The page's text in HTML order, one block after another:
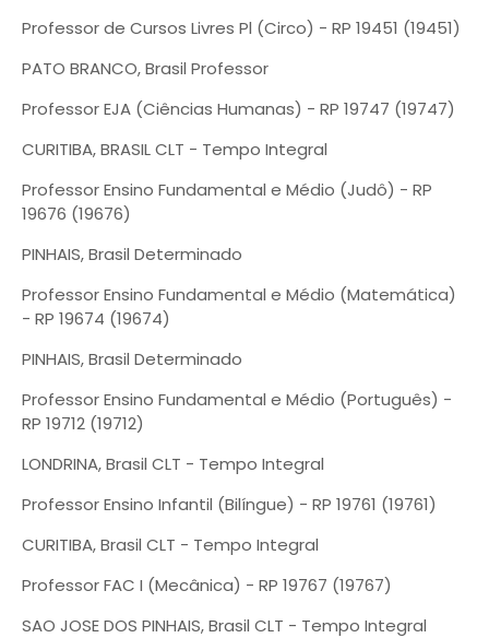
Professor de Cursos Livres Pl (Circo) - RP 19451 (19451)
PATO BRANCO, Brasil Professor
Professor EJA (Ciências Humanas) - RP 19747 (19747)
CURITIBA, BRASIL CLT - Tempo Integral
Professor Ensino Fundamental e Médio (Judô) - RP
19676 (19676)
PINHAIS, Brasil Determinado
Professor Ensino Fundamental e Médio (Matemática)
- RP 19674 (19674)
PINHAIS, Brasil Determinado
Professor Ensino Fundamental e Médio (Português) -
RP 19712 (19712)
LONDRINA, Brasil CLT - Tempo Integral
Professor Ensino Infantil (Bilíngue) - RP 19761 (19761)
CURITIBA, Brasil CLT - Tempo Integral
Professor FAC I (Mecânica) - RP 19767 (19767)
SAO JOSE DOS PINHAIS, Brasil CLT - Tempo Integral